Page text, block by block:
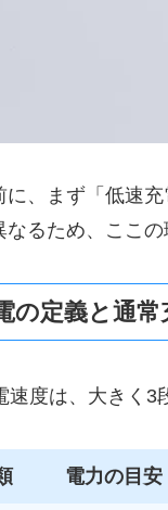
に、まず「低速
なるため、ここ
の定義と通
速度は、大きく3
電力の目安